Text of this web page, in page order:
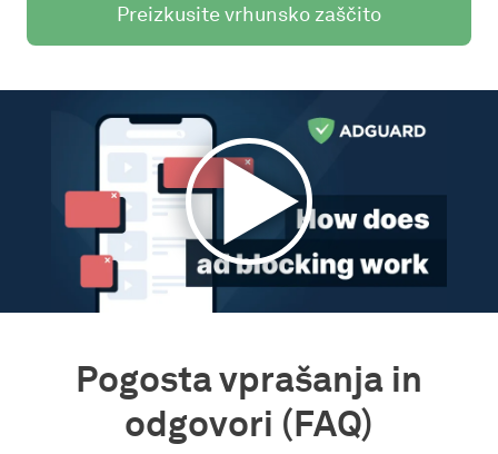
Preizkusite vrhunsko zaščito
Pogosta vprašanja in
odgovori (FAQ)